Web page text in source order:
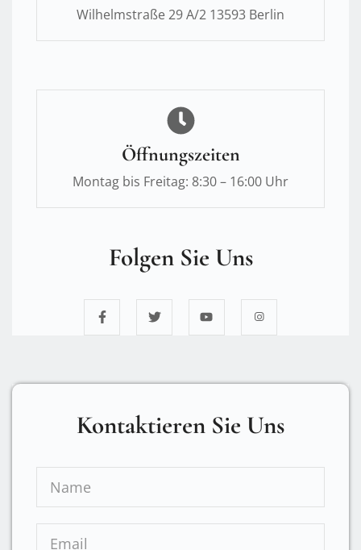
Wilhelmstraße 29 A/2 13593 Berlin
Öffnungszeiten
Montag bis Freitag: 8:30 – 16:00 Uhr
Folgen Sie Uns
Kontaktieren Sie Uns